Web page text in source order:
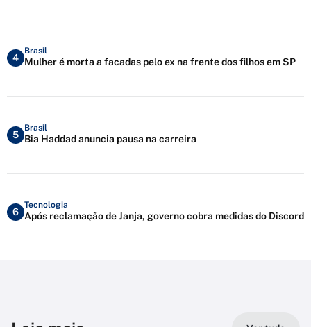
4
Brasil
Mulher é morta a facadas pelo ex na frente dos filhos em SP
5
Brasil
Bia Haddad anuncia pausa na carreira
6
Tecnologia
Após reclamação de Janja, governo cobra medidas do Discord